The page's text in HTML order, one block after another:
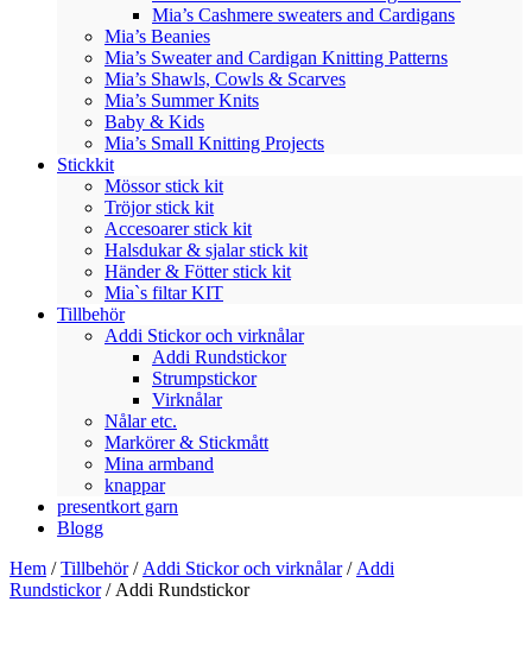
Mia’s Cashmere sweaters and Cardigans
Mia’s Beanies
Mia’s Sweater and Cardigan Knitting Patterns
Mia’s Shawls, Cowls & Scarves
Mia’s Summer Knits
Baby & Kids
Mia’s Small Knitting Projects
Stickkit
Mössor stick kit
Tröjor stick kit
Accesoarer stick kit
Halsdukar & sjalar stick kit
Händer & Fötter stick kit
Mia`s filtar KIT
Tillbehör
Addi Stickor och virknålar
Addi Rundstickor
Strumpstickor
Virknålar
Nålar etc.
Markörer & Stickmått
Mina armband
knappar
presentkort garn
Blogg
Hem /Tillbehör/ Addi Stickor och virknålar/ Addi
Rundstickor/ Addi Rundstickor